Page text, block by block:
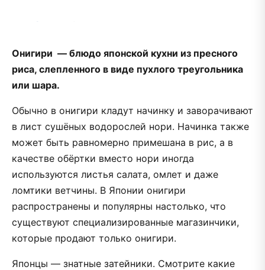
Онигири — блюдо японской кухни из пресного
риса, слепленного в виде пухлого треугольника
или шара.
Обычно в онигири кладут начинку и заворачивают
в лист сушёных водорослей нори. Начинка также
может быть равномерно примешана в рис, а в
качестве обёртки вместо нори иногда
используются листья салата, омлет и даже
ломтики ветчины. В Японии онигири
распространены и популярны настолько, что
существуют специализированные магазинчики,
которые продают только онигири.
Японцы — знатные затейники. Смотрите какие